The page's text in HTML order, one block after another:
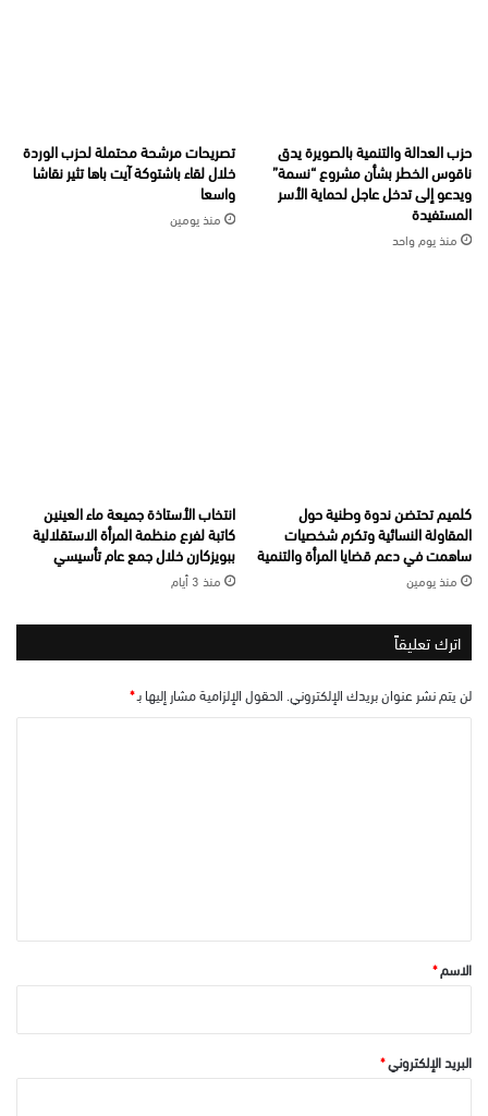
حزب العدالة والتنمية بالصويرة يدق
ناقوس الخطر بشأن مشروع “نسمة”
ويدعو إلى تدخل عاجل لحماية الأسر
المستفيدة
منذ يوم واحد
تصريحات مرشحة محتملة لحزب الوردة
خلال لقاء باشتوكة آيت باها تثير نقاشا
واسعا
منذ يومين
كلميم تحتضن ندوة وطنية حول
المقاولة النسائية وتكرم شخصيات
ساهمت في دعم قضايا المرأة والتنمية
منذ يومين
انتخاب الأستاذة جميعة ماء العينين
كاتبة لفرع منظمة المرأة الاستقلالية
ببويزكارن خلال جمع عام تأسيسي
منذ 3 أيام
اترك تعليقاً
لن يتم نشر عنوان بريدك الإلكتروني. الحقول الإلزامية مشار إليها بـ*
*الاسم*
البريد الإلكتروني*